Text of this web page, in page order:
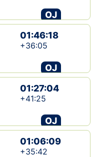
OJ
01:46:18
+36:05
OJ
01:27:04
+41:25
OJ
01:06:09
+35:42